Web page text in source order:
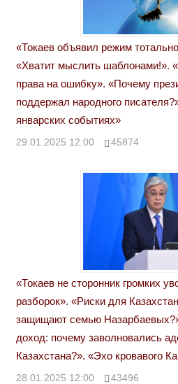
«Токаев объявил режим
«Хватит мыслить шаблонами!».
права на ошибку». «Почему
поддержал народного
январских событиях»
29.01.2025 12:00 45874
«Токаев не сторонник громких
разборок». «Риски для
защищают семью
доход: почему заволновались
Казахстана?». «Эхо кровавого
28.01.2025 12:00 43496